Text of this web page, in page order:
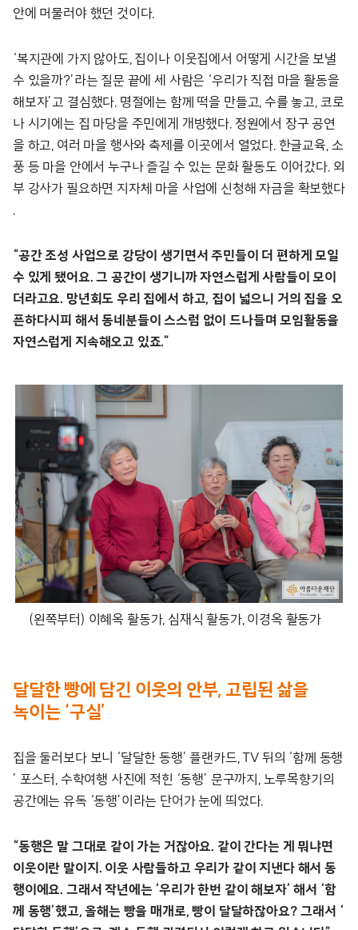
안에 머물러야 했던 것이다.
‘복지관에 가지 않아도, 집이나 이웃집에서 어떻게 시간을 보낼
수 있을까?’라는 질문 끝에 세 사람은 ‘우리가 직접 마을 활동을
해보자’고 결심했다. 명절에는 함께 떡을 만들고, 수를 놓고, 코로
나 시기에는 집 마당을 주민에게 개방했다. 정원에서 장구 공연
을 하고, 여러 마을 행사와 축제를 이곳에서 열었다. 한글교육, 소
풍 등 마을 안에서 누구나 즐길 수 있는 문화 활동도 이어갔다. 외
부 강사가 필요하면 지자체 마을 사업에 신청해 자금을 확보했다
“공간 조성 사업으로 강당이 생기면서 주민들이 더 편하게 모일
수 있게 됐어요. 그 공간이 생기니까 자연스럽게 사람들이 모이
더라고요. 망년회도 우리 집에서 하고, 집이 넓으니 거의 집을 오
픈하다시피 해서 동네분들이 스스럼 없이 드나들며 모임활동을
자연스럽게 지속해오고 있죠.”
(왼쪽부터) 이혜옥 활동가, 심재식 활동가, 이경옥 활동가
달달한 빵에 담긴 이웃의 안부, 고립된 삶을
녹이는 ‘구실’
집을 둘러보다 보니 ‘달달한 동행’ 플랜카드, TV 뒤의 ‘함께 동행
’ 포스터, 수학여행 사진에 적힌 ‘동행’ 문구까지, 노루목향기의
공간에는 유독 ‘동행’이라는 단어가 눈에 띄었다.
“동행은 말 그대로 같이 가는 거잖아요. 같이 간다는 게 뭐냐면
이웃이란 말이지. 이웃 사람들하고 우리가 같이 지낸다 해서 동
행이에요. 그래서 작년에는 ‘우리가 한번 같이 해보자’ 해서 ‘함
께 동행’했고, 올해는 빵을 매개로, 빵이 달달하잖아요? 그래서 ‘